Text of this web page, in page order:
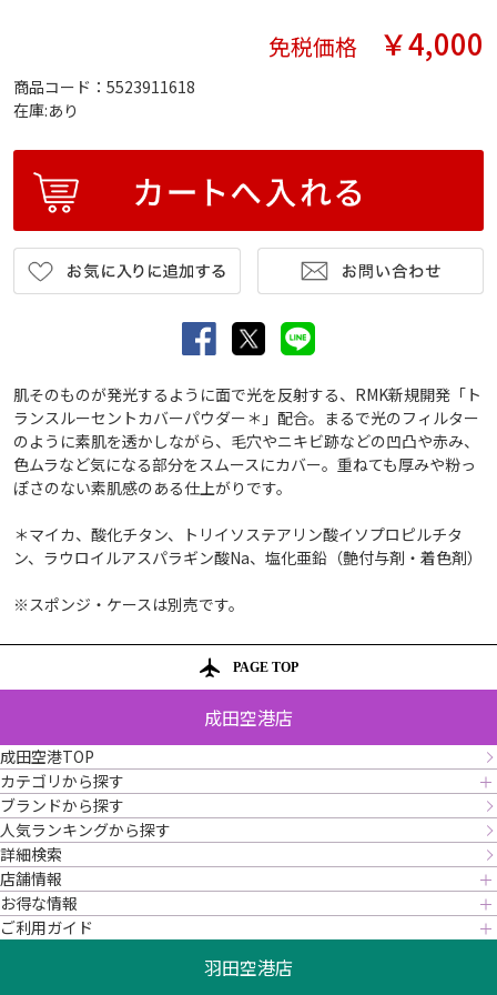
免税価格 ￥4,000
商品コード：5523911618
在庫:あり
肌そのものが発光するように面で光を反射する、RMK新規開発「ト
ランスルーセントカバーパウダー＊」配合。まるで光のフィルター
のように素肌を透かしながら、毛穴やニキビ跡などの凹凸や赤み、
色ムラなど気になる部分をスムースにカバー。重ねても厚みや粉っ
ぽさのない素肌感のある仕上がりです。
＊マイカ、酸化チタン、トリイソステアリン酸イソプロピルチタ
ン、ラウロイルアスパラギン酸Na、塩化亜鉛（艶付与剤・着色剤）
※スポンジ・ケースは別売です。
PAGE TOP
成田空港店
成田空港TOP
カテゴリから探す
ブランドから探す
人気ランキングから探す
詳細検索
店舗情報
お得な情報
ご利用ガイド
羽田空港店